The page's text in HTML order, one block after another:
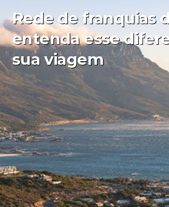
Rede de franquias
entenda esse
sua viagem